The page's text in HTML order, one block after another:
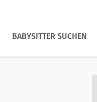
BABYSITTER SUCHEN